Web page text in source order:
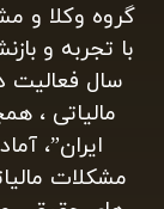
گروه وکلا و
سال فعالیت
مالیاتی ،
ایران”،
مشکلات